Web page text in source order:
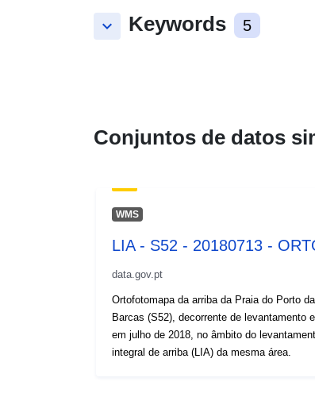
keyboard_arrow_down Keywords 5
Conjuntos de datos
WMS
LIA - S52 - 20180713 -
data.gov.pt
Ortofotomapa da arriba da Praia do Porto
Barcas (S52), decorrente de levantamento
em julho de 2018, no âmbito do
integral de arriba (LIA) da mesma área.